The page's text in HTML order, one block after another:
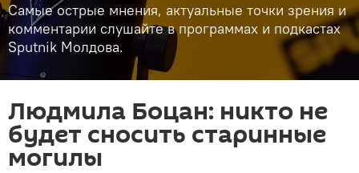
Самые острые мнения, актуальные точки зрения и
комментарии слушайте в программах и подкастах
Sputnik Молдова.
Людмила Боцан: никто не
будет сносить старинные
могилы